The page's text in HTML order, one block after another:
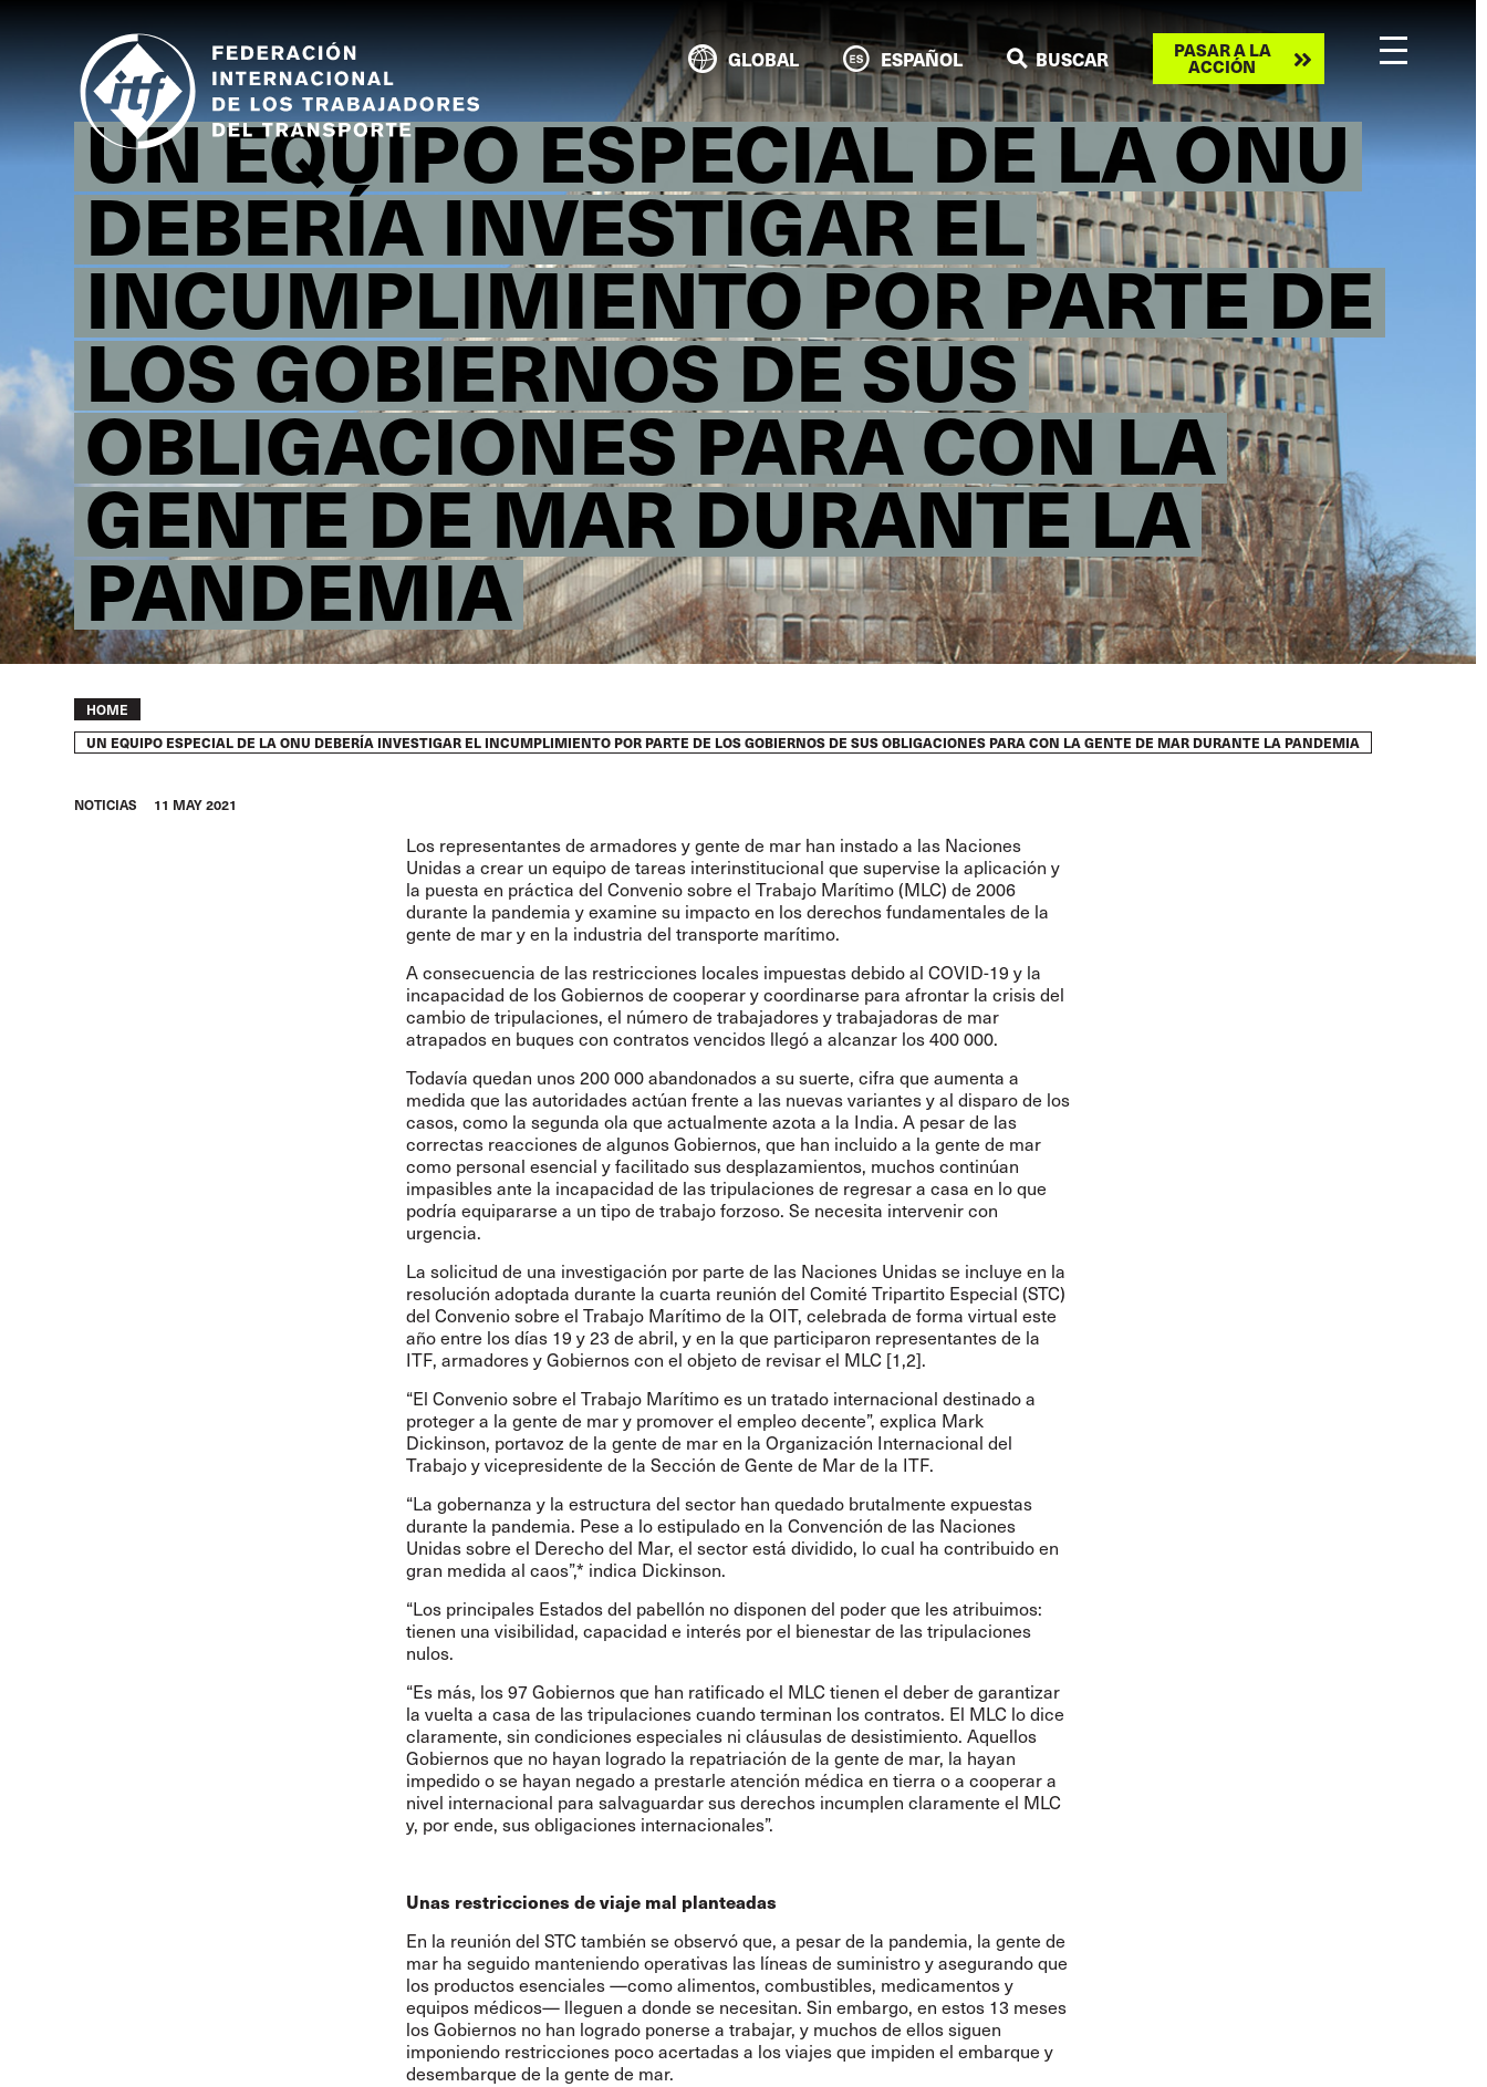
UN EQUIPO ESPECIAL DE LA ONU
DEBERÍA INVESTIGAR EL
INCUMPLIMIENTO POR PARTE DE
LOS GOBIERNOS DE SUS
OBLIGACIONES PARA CON LA
GENTE DE MAR DURANTE LA
PANDEMIA
GLOBAL ESPAÑOL BUSCAR
Take
action
PASAR A LA
ACCIÓN
Breadcrumb
HOME
UN EQUIPO ESPECIAL DE LA ONU DEBERÍA INVESTIGAR EL INCUMPLIMIENTO POR PARTE DE LOS GOBIERNOS DE SUS OBLIGACIONES PARA CON LA GENTE DE MAR DURANTE LA PANDEMIA
NOTICIAS 11 MAY 2021
Los representantes de armadores y gente de mar han instado a las Naciones
Unidas a crear un equipo de tareas interinstitucional que supervise la aplicación y
la puesta en práctica del Convenio sobre el Trabajo Marítimo (MLC) de 2006
durante la pandemia y examine su impacto en los derechos fundamentales de la
gente de mar y en la industria del transporte marítimo.
A consecuencia de las restricciones locales impuestas debido al COVID-19 y la
incapacidad de los Gobiernos de cooperar y coordinarse para afrontar la crisis del
cambio de tripulaciones, el número de trabajadores y trabajadoras de mar
atrapados en buques con contratos vencidos llegó a alcanzar los 400 000.
Todavía quedan unos 200 000 abandonados a su suerte, cifra que aumenta a
medida que las autoridades actúan frente a las nuevas variantes y al disparo de los
casos, como la segunda ola que actualmente azota a la India. A pesar de las
correctas reacciones de algunos Gobiernos, que han incluido a la gente de mar
como personal esencial y facilitado sus desplazamientos, muchos continúan
impasibles ante la incapacidad de las tripulaciones de regresar a casa en lo que
podría equipararse a un tipo de trabajo forzoso. Se necesita intervenir con
urgencia.
La solicitud de una investigación por parte de las Naciones Unidas se incluye en la
resolución adoptada durante la cuarta reunión del Comité Tripartito Especial (STC)
del Convenio sobre el Trabajo Marítimo de la OIT, celebrada de forma virtual este
año entre los días 19 y 23 de abril, y en la que participaron representantes de la
ITF, armadores y Gobiernos con el objeto de revisar el MLC [1,2].
“El Convenio sobre el Trabajo Marítimo es un tratado internacional destinado a
proteger a la gente de mar y promover el empleo decente”, explica Mark
Dickinson, portavoz de la gente de mar en la Organización Internacional del
Trabajo y vicepresidente de la Sección de Gente de Mar de la ITF.
“La gobernanza y la estructura del sector han quedado brutalmente expuestas
durante la pandemia. Pese a lo estipulado en la Convención de las Naciones
Unidas sobre el Derecho del Mar, el sector está dividido, lo cual ha contribuido en
gran medida al caos”,* indica Dickinson.
“Los principales Estados del pabellón no disponen del poder que les atribuimos:
tienen una visibilidad, capacidad e interés por el bienestar de las tripulaciones
nulos.
“Es más, los 97 Gobiernos que han ratificado el MLC tienen el deber de garantizar
la vuelta a casa de las tripulaciones cuando terminan los contratos. El MLC lo dice
claramente, sin condiciones especiales ni cláusulas de desistimiento. Aquellos
Gobiernos que no hayan logrado la repatriación de la gente de mar, la hayan
impedido o se hayan negado a prestarle atención médica en tierra o a cooperar a
nivel internacional para salvaguardar sus derechos incumplen claramente el MLC
y, por ende, sus obligaciones internacionales”.
Unas restricciones de viaje mal planteadas
En la reunión del STC también se observó que, a pesar de la pandemia, la gente de
mar ha seguido manteniendo operativas las líneas de suministro y asegurando que
los productos esenciales —como alimentos, combustibles, medicamentos y
equipos médicos— lleguen a donde se necesitan. Sin embargo, en estos 13 meses
los Gobiernos no han logrado ponerse a trabajar, y muchos de ellos siguen
imponiendo restricciones poco acertadas a los viajes que impiden el embarque y
desembarque de la gente de mar.